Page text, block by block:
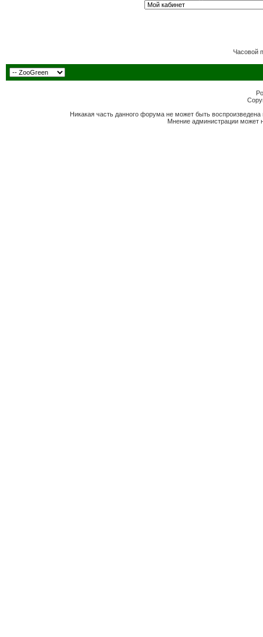
Часовой
Никакая часть данного форума не может быть
Мнение администрации может